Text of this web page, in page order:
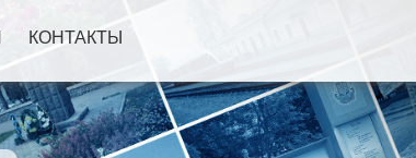
КОНТАКТЫ